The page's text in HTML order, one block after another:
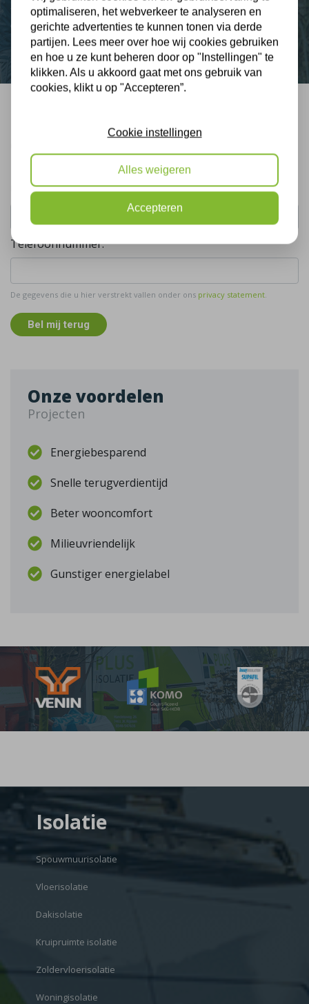
Contact
Bel mij terug
Uw naam:
Telefoonnummer:
De gegevens die u hier verstrekt vallen onder ons privacy statement.
Bel mij terug
Onze voordelen
Projecten
Energiebesparend
Snelle terugverdientijd
Beter wooncomfort
Milieuvriendelijk
Gunstiger energielabel
Isolatie
Spouwmuurisolatie
Vloerisolatie
Dakisolatie
Kruipruimte isolatie
Zoldervloerisolatie
Woningisolatie
optimaliseren, het webverkeer te analyseren en
gerichte advertenties te kunnen tonen via derde
partijen. Lees meer over hoe wij cookies gebruiken
en hoe u ze kunt beheren door op "Instellingen" te
klikken. Als u akkoord gaat met ons gebruik van
cookies, klikt u op "Accepteren”.
Cookie instellingen
Alles weigeren
Accepteren